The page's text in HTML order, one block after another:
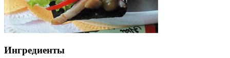
Ингредиенты